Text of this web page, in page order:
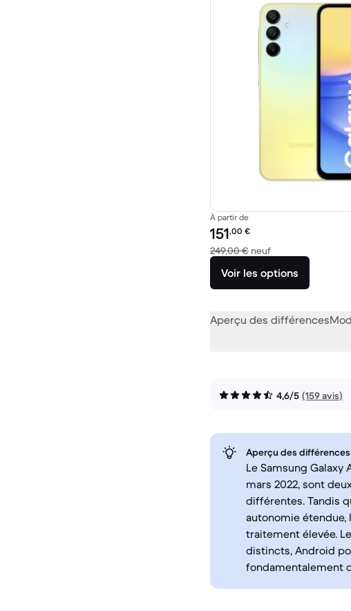
À partir de
Prix reconditionné :
151,00 €
249,00 € neufcontre 249,00 €
Voir les options
Aperçu des différences
4,6/5 (159 avis)
Aperçu des différences
Le Samsung Galaxy
mars 2022, sont
différentes. Tandis
autonomie étendue,
traitement élevée.
distincts, Android
fondamentalement